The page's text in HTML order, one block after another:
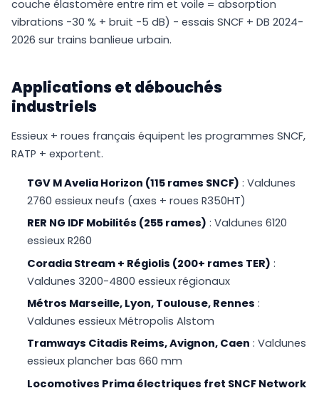
couche élastomère entre rim et voile = absorption
vibrations -30 % + bruit -5 dB) - essais SNCF + DB 2024-
2026 sur trains banlieue urbain.
Applications et débouchés
industriels
Essieux + roues français équipent les programmes SNCF,
RATP + exportent.
TGV M Avelia Horizon (115 rames SNCF) : Valdunes
2760 essieux neufs (axes + roues R350HT)
RER NG IDF Mobilités (255 rames) : Valdunes 6120
essieux R260
Coradia Stream + Régiolis (200+ rames TER) :
Valdunes 3200-4800 essieux régionaux
Métros Marseille, Lyon, Toulouse, Rennes :
Valdunes essieux Métropolis Alstom
Tramways Citadis Reims, Avignon, Caen : Valdunes
essieux plancher bas 660 mm
Locomotives Prima électriques fret SNCF Network